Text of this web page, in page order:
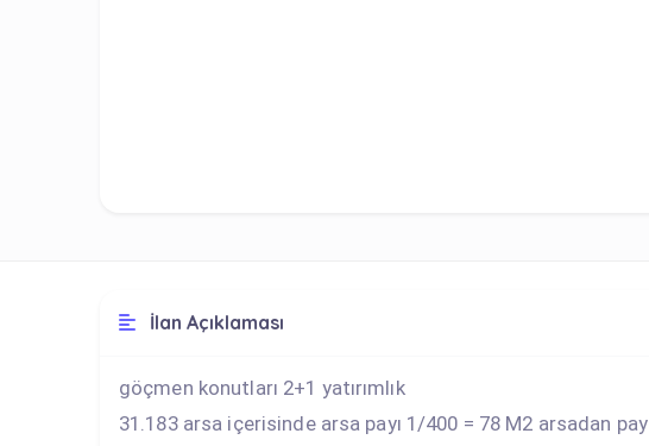
İlan Açıklaması
göçmen konutları 2+1 yatırımlık
31.183 arsa içerisinde arsa payı 1/400 = 78 M2 arsadan pay